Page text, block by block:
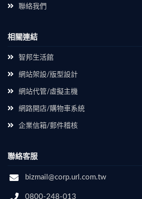
聯絡我們
相關連結
智邦生活館
網站架設/版型設計
網站代管/虛擬主機
網路開店/購物車系統
企業信箱/郵件稽核
聯絡客服
bizmail@corp.url.com.tw
0800-248-013